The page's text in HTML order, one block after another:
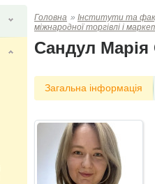
Головна » Інститути та
міжнародної торгівлі і
Сандул Марія
Загальна інформація